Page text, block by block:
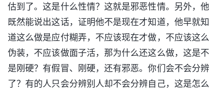
估到了。这是什么性情？这就是邪恶性情。另外，他
既然能说出这话，证明他不是现在才知道，他早就知
道这么做是应付糊弄，不应该现在才做，不应该这么
伪装，不应该做面子活，那为什么还这么做，这是不
是刚硬？有假冒、刚硬，还有邪恶。你们会不会分辨
了？有的人只会分辨别人却不会分辨自己，这是怎么